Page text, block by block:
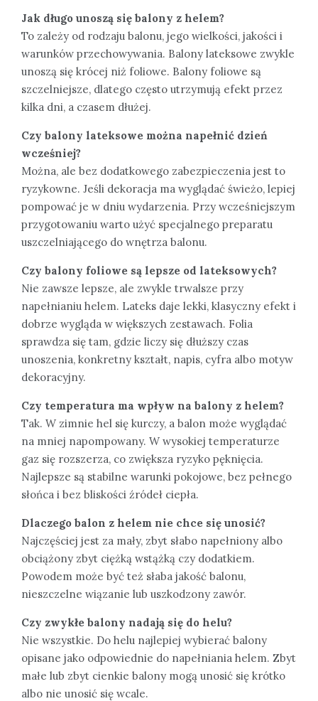
Jak długo unoszą się balony z helem?
To zależy od rodzaju balonu, jego wielkości, jakości i
warunków przechowywania. Balony lateksowe zwykle
unoszą się krócej niż foliowe. Balony foliowe są
szczelniejsze, dlatego często utrzymują efekt przez
kilka dni, a czasem dłużej.
Czy balony lateksowe można napełnić dzień
wcześniej?
Można, ale bez dodatkowego zabezpieczenia jest to
ryzykowne. Jeśli dekoracja ma wyglądać świeżo, lepiej
pompować je w dniu wydarzenia. Przy wcześniejszym
przygotowaniu warto użyć specjalnego preparatu
uszczelniającego do wnętrza balonu.
Czy balony foliowe są lepsze od lateksowych?
Nie zawsze lepsze, ale zwykle trwalsze przy
napełnianiu helem. Lateks daje lekki, klasyczny efekt i
dobrze wygląda w większych zestawach. Folia
sprawdza się tam, gdzie liczy się dłuższy czas
unoszenia, konkretny kształt, napis, cyfra albo motyw
dekoracyjny.
Czy temperatura ma wpływ na balony z helem?
Tak. W zimnie hel się kurczy, a balon może wyglądać
na mniej napompowany. W wysokiej temperaturze
gaz się rozszerza, co zwiększa ryzyko pęknięcia.
Najlepsze są stabilne warunki pokojowe, bez pełnego
słońca i bez bliskości źródeł ciepła.
Dlaczego balon z helem nie chce się unosić?
Najczęściej jest za mały, zbyt słabo napełniony albo
obciążony zbyt ciężką wstążką czy dodatkiem.
Powodem może być też słaba jakość balonu,
nieszczelne wiązanie lub uszkodzony zawór.
Czy zwykłe balony nadają się do helu?
Nie wszystkie. Do helu najlepiej wybierać balony
opisane jako odpowiednie do napełniania helem. Zbyt
małe lub zbyt cienkie balony mogą unosić się krótko
albo nie unosić się wcale.